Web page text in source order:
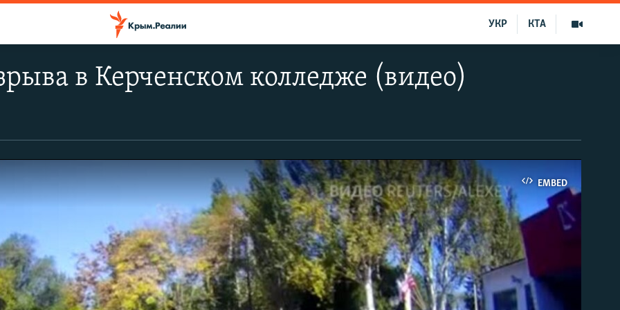
КТА
УКР
в Керченском колледже (видео)
EMBED